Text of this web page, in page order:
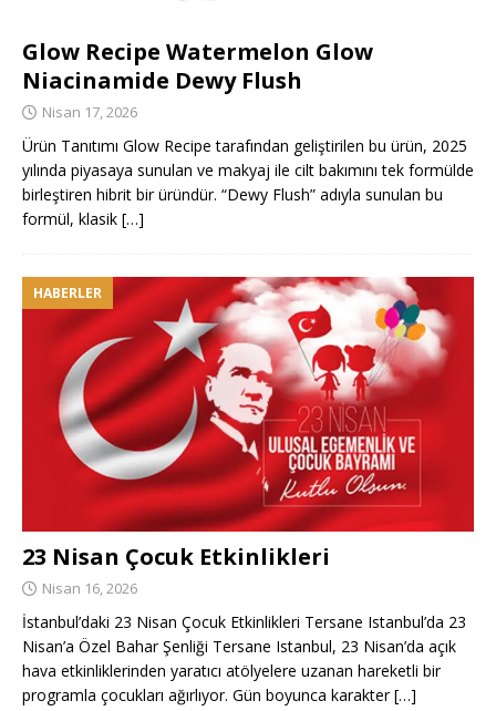
Glow Recipe Watermelon Glow
Niacinamide Dewy Flush
Nisan 17, 2026
Ürün Tanıtımı Glow Recipe tarafından geliştirilen bu ürün, 2025
yılında piyasaya sunulan ve makyaj ile cilt bakımını tek formülde
birleştiren hibrit bir üründür. “Dewy Flush” adıyla sunulan bu
formül, klasik […]
HABERLER
23 Nisan Çocuk Etkinlikleri
Nisan 16, 2026
İstanbul’daki 23 Nisan Çocuk Etkinlikleri Tersane Istanbul’da 23
Nisan’a Özel Bahar Şenliği Tersane Istanbul, 23 Nisan’da açık
hava etkinliklerinden yaratıcı atölyelere uzanan hareketli bir
programla çocukları ağırlıyor. Gün boyunca karakter[…]